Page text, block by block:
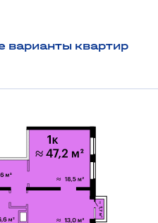
варианты квартир